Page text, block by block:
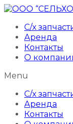
С/х
Аренда
Контакты
О
Menu
С/х
Аренда
Контакты